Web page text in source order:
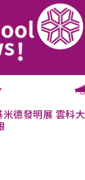
德發明展 雲科大